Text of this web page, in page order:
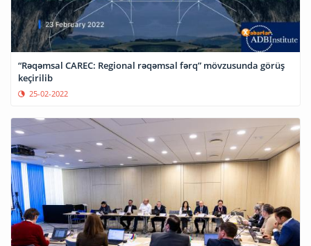
“Rəqəmsal CAREC: Regional rəqəmsal fərq” mövzusunda görüş
keçirilib
25-02-2022